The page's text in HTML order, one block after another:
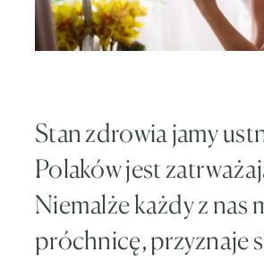
Stan zdrowia jamy
Polaków jest
Niemalże każdy z nas
próchnicę, przyznaje